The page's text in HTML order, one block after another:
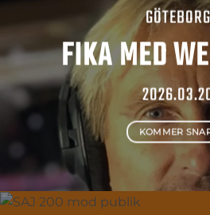
FIKA MED
KOMMER